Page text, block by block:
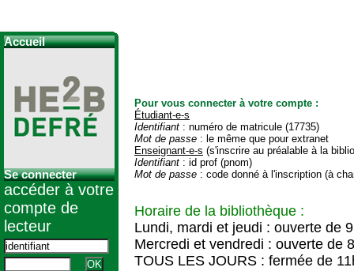
Pour vous connecter à votre compte :
Étudiant-e-s
Identifiant : numéro de matricule (17735)
Mot de passe : le même que pour extranet
Enseignant-e-s (s'inscrire au préalable à la
Identifiant : id prof (pnom)
Mot de passe : code donné à l'inscription (à
Horaire de la bibliothèque :
Lundi, mardi et jeudi : ouverte de
Mercredi et vendredi : ouverte de
TOUS LES JOURS : fermée de
Accueil
Se connecter
accéder à votre
compte de
lecteur